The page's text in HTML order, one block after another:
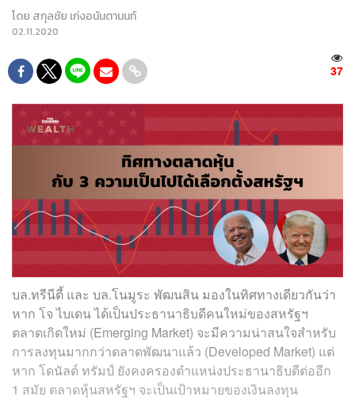
โดย สกุลชัย เก่งอนันตานนท์
02.11.2020
37
บล.ทรีนีตี้ และ บล.โนมูระ พัฒนสิน มองในทิศทางเดียวกันว่า
หาก โจ ไบเดน ได้เป็นประธานาธิบดีคนใหม่ของสหรัฐฯ
ตลาดเกิดใหม่ (Emerging Market) จะมีความน่าสนใจสำหรับ
การลงทุนมากกว่าตลาดพัฒนาแล้ว (Developed Market) แต่
หาก โดนัลด์ ทรัมป์ ยังคงครองตำแหน่งประธานาธิบดีต่ออีก
1 สมัย ตลาดหุ้นสหรัฐฯ จะเป็นเป้าหมายของเงินลงทุน